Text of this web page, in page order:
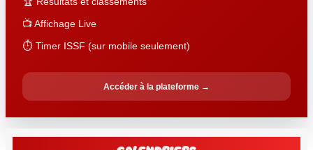
📺 Affichage Live
⏱️ Timer ISSF (sur mobile seulement)
Accéder à la plateforme →